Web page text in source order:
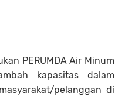
PERUMDA Air Minum
kapasitas dalam
pelanggan di